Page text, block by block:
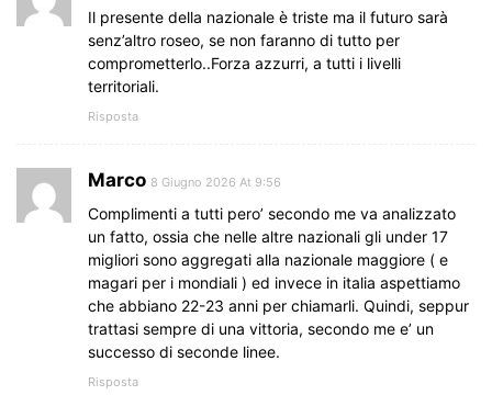
Il presente della nazionale è triste ma il futuro sarà
senz’altro roseo, se non faranno di tutto per
comprometterlo..Forza azzurri, a tutti i livelli
territoriali.
Risposta
Marco 8 Giugno 2026 At 9:56
Complimenti a tutti pero’ secondo me va analizzato
un fatto, ossia che nelle altre nazionali gli under 17
migliori sono aggregati alla nazionale maggiore ( e
magari per i mondiali ) ed invece in italia aspettiamo
che abbiano 22-23 anni per chiamarli. Quindi, seppur
trattasi sempre di una vittoria, secondo me e’ un
successo di seconde linee.
Risposta